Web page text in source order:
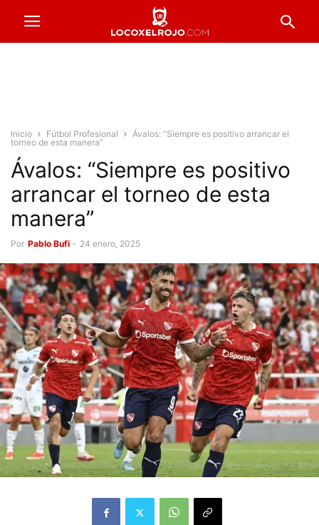
Inicio Fútbol Profesional
Ávalos: “Siempre es positivo arrancar el
torneo de esta manera”
Ávalos: “Siempre es positivo
arrancar el torneo de esta
manera”
Por Pablo Bufi - 24 enero, 2025